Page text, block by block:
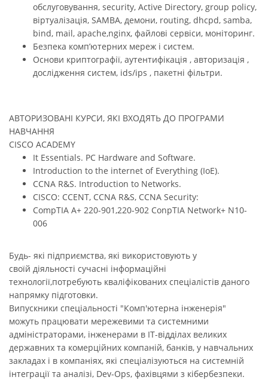
обслуговування, security, Active Directory, group policy,
віртуалізація, SAMBA, демони, routing, dhcpd, samba,
bind, mail, apache,nginx, файлові сервіси, моніторинг.
Безпека комп’ютерних мереж і систем.
Основи криптографії, аутентифікація , авторизація ,
дослідження систем, ids/ips , пакетні фільтри.
АВТОРИЗОВАНІ КУРСИ, ЯКІ ВХОДЯТЬ ДО ПРОГРАМИ
НАВЧАННЯ
CISCO ACADEMY
It Essentials. PC Hardware and Software.
Introduction to the internet of Everything (IoE).
CCNА R&S. Introduction to Networks.
CISCO: CCENT, CCNA R&S, CCNA Security:
CompTIA A+ 220-901,220-902 ConpTIA Network+ N10-
006
Будь- які підприємства, які використовують у
своїй діяльності сучасні інформаційні
технології,потребують кваліфікованих спеціалістів даного
напрямку підготовки.
Випускники спеціальності "Комп'ютерна інженерія"
можуть працювати мережевими та системними
адміністраторами, інженерами в ІТ-відділах великих
державних та комерційних компаній, банків, у навчальних
закладах і в компаніях, які спеціалізуються на системній
інтеграції та аналізі, Dev-Ops, фахівцями з кібербезпеки.